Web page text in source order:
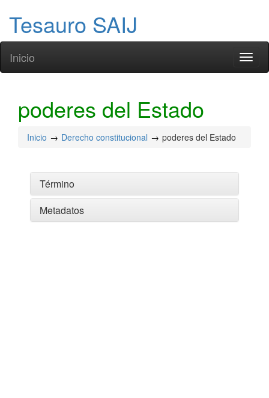
Tesauro SAIJ
Inicio
poderes del Estado
Inicio Derecho constitucional poderes del Estado
Término
Metadatos